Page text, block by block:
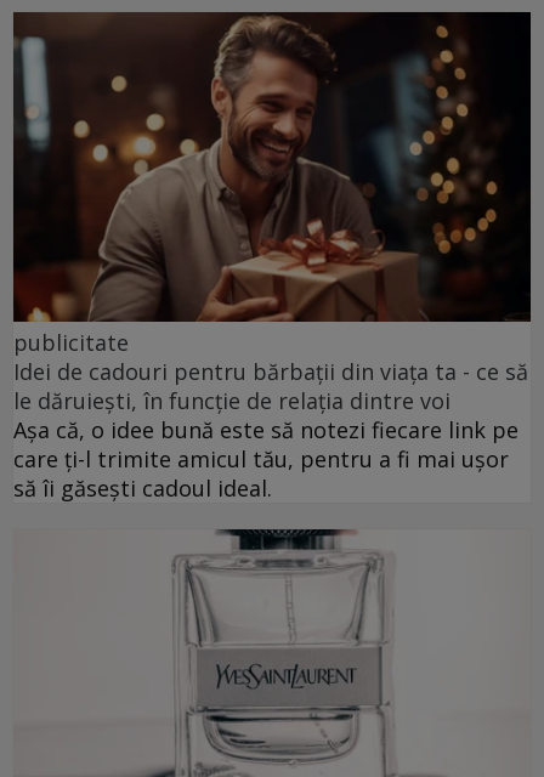
publicitate
Idei de cadouri pentru bărbații din viața ta - ce să
le dăruiești, în funcție de relația dintre voi
Așa că, o idee bună este să notezi fiecare link pe
care ți-l trimite amicul tău, pentru a fi mai ușor
să îi găsești cadoul ideal.